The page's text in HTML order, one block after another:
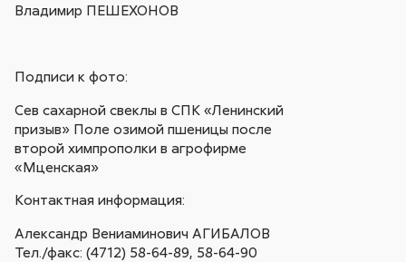
Владимир ПЕШЕХОНОВ
Подписи к фото:
Сев сахарной свеклы в СПК «Ленинский
призыв» Поле озимой пшеницы после
второй химпрополки в агрофирме
«Мценская»
Контактная информация:
Александр Вениаминович АГИБАЛОВ
Тел./факс: (4712) 58-64-89, 58-64-90